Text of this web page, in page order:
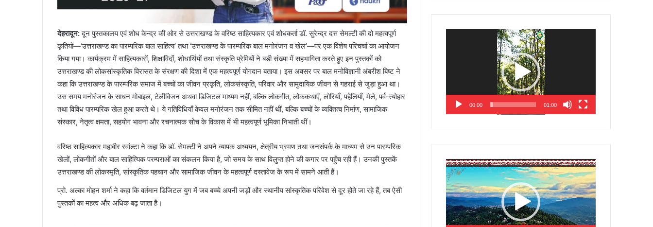
देहरादून:दून पुस्तकालय एवं शोध केन्द्र की ओर से उत्तराखण्ड के वरिष्ठ साहित्यकार एवं शोधकर्ता डॉ. सुरेन्द्र दत्त सेमल्टी की दो महत्वपूर्ण
कृतियों—‘उत्तराखण्ड का पारम्परिक बाल साहित्य’ तथा ‘उत्तराखण्ड के पारम्परिक बाल मनोरंजन व खेल’—पर एक विशेष परिचर्चा का आयोजन
किया गया। कार्यक्रम में साहित्यकारों, शिक्षाविदों, शोधार्थियों तथा संस्कृति प्रेमियों ने बड़ी संख्या में सहभागिता करते हुए इन पुस्तकों को
उत्तराखण्ड की लोकसांस्कृतिक विरासत के संरक्षण की दिशा में एक महत्वपूर्ण योगदान बताया। इस अवसर पर बाल मनोविज्ञानी अंबरीश बिष्ट ने
कहा कि उत्तराखण्ड के पारम्परिक समाज में बच्चों का जीवन प्रकृति, लोकसंस्कृति, परिवार और सामुदायिक जीवन से गहराई से जुड़ा हुआ था।
उस समय मनोरंजन के साधन मोबाइल, टेलीविजन अथवा डिजिटल माध्यम नहीं, बल्कि लोकगीत, लोककथाएँ, लोरियाँ, पहेलियाँ, मेले, पर्व-त्योहार
तथा विविध पारम्परिक खेल हुआ करते थे। ये गतिविधियाँ केवल मनोरंजन तक सीमित नहीं थीं, बल्कि बच्चों के व्यक्तित्व निर्माण, सामाजिक
संस्कार, नेतृत्व क्षमता, सहयोग भावना और रचनात्मक सोच के विकास में भी महत्वपूर्ण भूमिका निभाती थीं।
वरिष्ठ साहित्यकार महाबीर रवांल्टा ने कहा कि डॉ. सेमल्टी ने अपने व्यापक अध्ययन, क्षेत्रीय भ्रमण तथा जनसंपर्क के माध्यम से उन पारम्परिक
खेलों, लोकगीतों और बाल साहित्यिक परम्पराओं का संकलन किया है, जो समय के साथ विलुप्त होने की कगार पर पहुँच रही हैं। उनकी पुस्तकें
उत्तराखण्ड की लोकस्मृति, सांस्कृतिक पहचान और सामाजिक जीवन के महत्वपूर्ण दस्तावेज के रूप में सामने आती हैं।
प्रो. अल्का मोहन शर्मा ने कहा कि वर्तमान डिजिटल युग में जब बच्चे अपनी जड़ों और स्थानीय सांस्कृतिक परिवेश से दूर होते जा रहे हैं, तब ऐसी
पुस्तकों का महत्व और अधिक बढ़ जाता है।
00:00 01:00
Video
Player